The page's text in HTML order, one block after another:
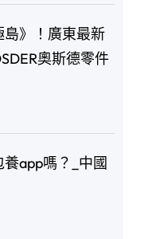
》！廣東最新
奧斯德零件
app嗎？_中國